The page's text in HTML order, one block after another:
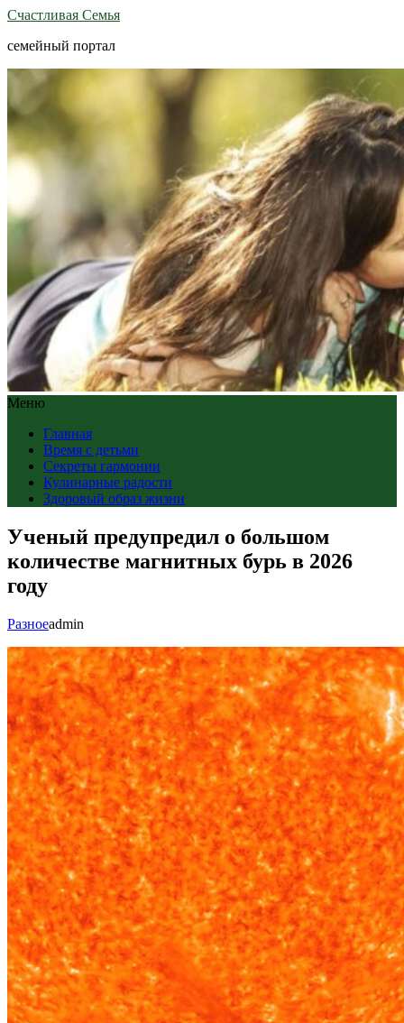
Счастливая Семья
семейный портал
Меню
Главная
Время с детьми
Секреты гармонии
Кулинарные радости
Здоровый образ жизни
Ученый предупредил о большом
количестве магнитных бурь в 2026
году
Разноеadmin